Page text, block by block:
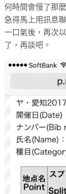
何時間會慢了那
急得馬上用訊息
一口氣後，再次
了，再談吧。